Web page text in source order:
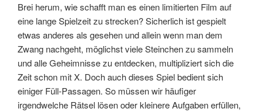
Brei herum, wie schafft man es einen limitierten Film auf
eine lange Spielzeit zu strecken? Sicherlich ist gespielt
etwas anderes als gesehen und allein wenn man dem
Zwang nachgeht, möglichst viele Steinchen zu sammeln
und alle Geheimnisse zu entdecken, multipliziert sich die
Zeit schon mit X. Doch auch dieses Spiel bedient sich
einiger Füll-Passagen. So müssen wir häufiger
irgendwelche Rätsel lösen oder kleinere Aufgaben erfüllen,